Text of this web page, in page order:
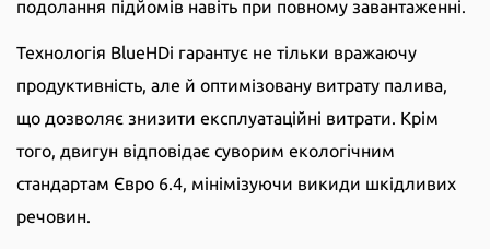
подолання підйомів навіть при повному завантаженні.
Технологія BlueHDi гарантує не тільки вражаючу
продуктивність, але й оптимізовану витрату палива,
що дозволяє знизити експлуатаційні витрати. Крім
того, двигун відповідає суворим екологічним
стандартам Євро 6.4, мінімізуючи викиди шкідливих
речовин.